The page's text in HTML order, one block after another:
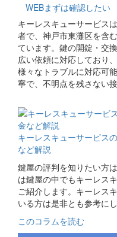
WEBまずは確認したい
キーレスキューサービス
者で、神戸市東灘区を含
ています。鍵の開錠・交
広い依頼に対応しており
様々なトラブルに対応可
寧で、不明点を残さない
キーレスキューサービス
など解説
鍵屋の評判を知りたい方
は鍵屋の中でもキーレス
ご紹介します。キーレス
いる方は是非とも参考に
このコラムを読む